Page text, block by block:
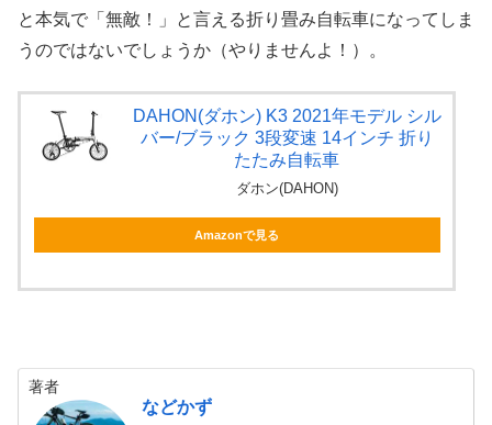
と本気で「無敵！」と言える折り畳み自転車になってしま
うのではないでしょうか（やりませんよ！）。
DAHON(ダホン) K3 2021年モデル シル
バー/ブラック 3段変速 14インチ 折り
たたみ自転車
ダホン(DAHON)
Amazonで見る
著者
などかず